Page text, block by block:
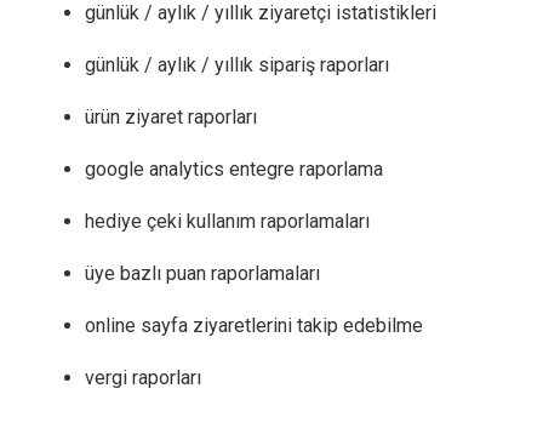
günlük / aylık / yıllık ziyaretçi istatistikleri
günlük / aylık / yıllık sipariş raporları
ürün ziyaret raporları
google analytics entegre raporlama
hediye çeki kullanım raporlamaları
üye bazlı puan raporlamaları
online sayfa ziyaretlerini takip edebilme
vergi raporları